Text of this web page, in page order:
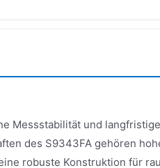
Messstabilität und
des S9343FA gehören
robuste Konstruktion für